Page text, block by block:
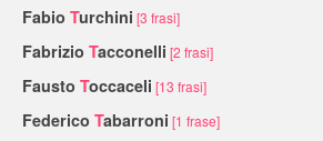
Fabio Turchini [3 frasi]
Fabrizio Tacconelli [2 frasi]
Fausto Toccaceli [13 frasi]
Federico Tabarroni [1 frase]